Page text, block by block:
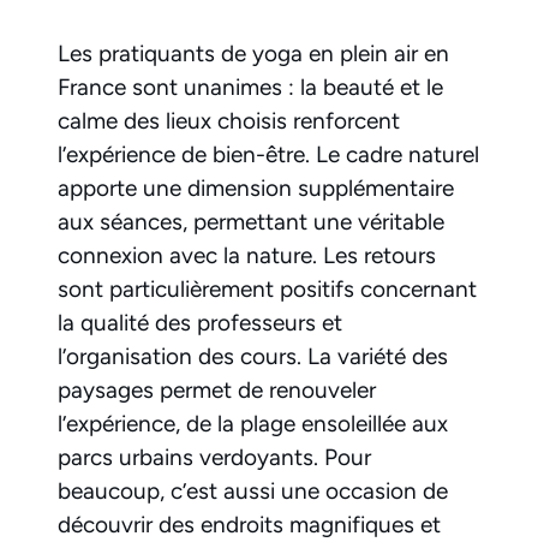
Les pratiquants de yoga en plein air en
France sont unanimes : la beauté et le
calme des lieux choisis renforcent
l’expérience de bien-être. Le cadre naturel
apporte une dimension supplémentaire
aux séances, permettant une véritable
connexion avec la nature. Les retours
sont particulièrement positifs concernant
la qualité des professeurs et
l’organisation des cours. La variété des
paysages permet de renouveler
l’expérience, de la plage ensoleillée aux
parcs urbains verdoyants. Pour
beaucoup, c’est aussi une occasion de
découvrir des endroits magnifiques et